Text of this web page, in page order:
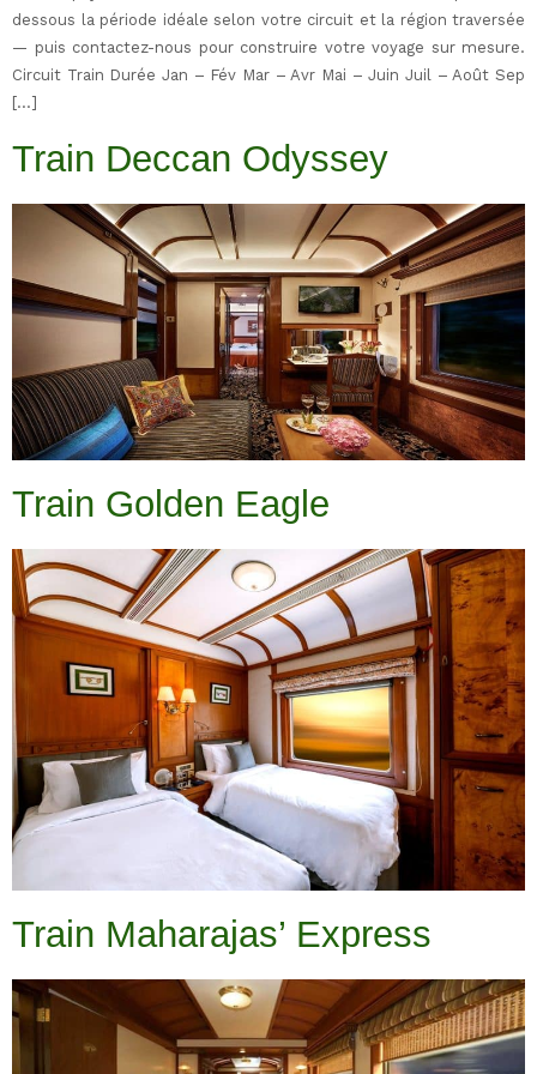
dessous la période idéale selon votre circuit et la région traversée
— puis contactez-nous pour construire votre voyage sur mesure.
Circuit Train Durée Jan – Fév Mar – Avr Mai – Juin Juil – Août Sep
[…]
Train Deccan Odyssey
Train Golden Eagle
Train Maharajas’ Express